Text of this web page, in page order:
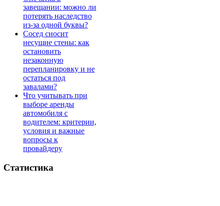
завещании: можно ли
потерять наследство
из-за одной буквы?
Сосед сносит
несущие стены: как
остановить
незаконную
перепланировку и не
остаться под
завалами?
Что учитывать при
выборе аренды
автомобиля с
водителем: критерии,
условия и важные
вопросы к
провайдеру
Статистика